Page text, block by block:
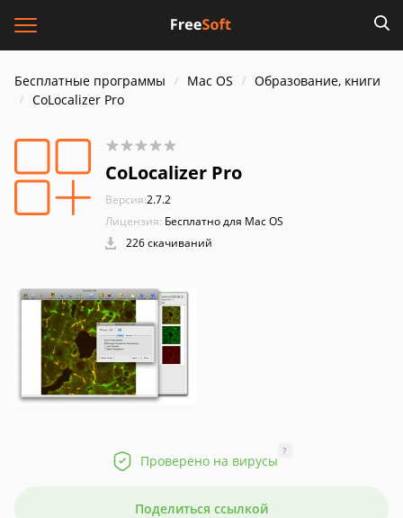
Бесплатные программы Mac OS
Образование, книги
CoLocalizer Pro
CoLocalizer Pro
Версия:2.7.2
Лицензия: Бесплатно для Mac OS
226 скачиваний
Проверено на вирусы
?
Поделиться ссылкой